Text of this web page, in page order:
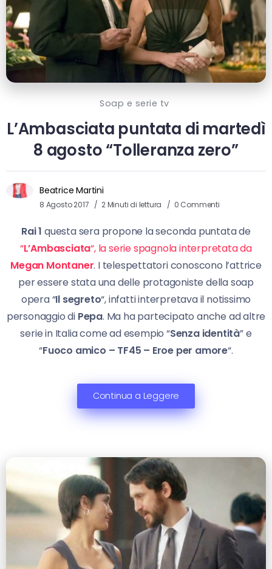
Soap e serie tv
L’Ambasciata puntata di martedì
8 agosto “Tolleranza zero”
Beatrice Martini
8 Agosto 2017 2 Minuti di lettura 0 Commenti
Rai 1 questa sera propone la seconda puntata de
“L’Ambasciata“, la serie spagnola interpretata da
Megan Montaner. I telespettatori conoscono l’attrice
per essere stata una delle protagoniste della soap
opera “Il segreto“, infatti interpretava il notissimo
personaggio di Pepa. Ma ha partecipato anche ad altre
serie in Italia come ad esempio “Senza identità” e
“Fuoco amico – TF45 – Eroe per amore“.
Continua a Leggere